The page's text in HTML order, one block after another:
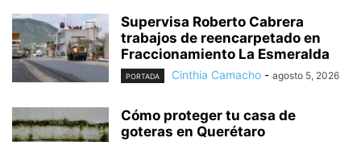
Supervisa Roberto Cabrera
trabajos de reencarpetado en
Fraccionamiento La Esmeralda
PORTADA Cinthia Camacho - agosto 5, 2026
Cómo proteger tu casa de
goteras en Querétaro